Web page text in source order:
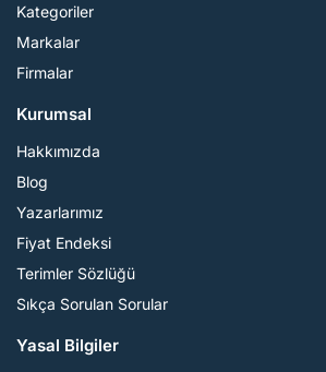
Kategoriler
Markalar
Firmalar
Kurumsal
Hakkımızda
Blog
Yazarlarımız
Fiyat Endeksi
Terimler Sözlüğü
Sıkça Sorulan Sorular
Yasal Bilgiler